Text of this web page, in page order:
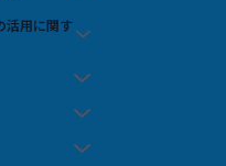
活用に関す